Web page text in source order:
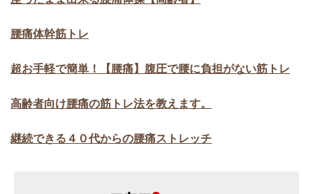
腰痛体幹筋トレ
超お手軽で簡単！【腰痛】腹圧で腰に負担がない筋トレ
高齢者向け腰痛の筋トレ法を教えます。
継続できる４０代からの腰痛ストレッチ